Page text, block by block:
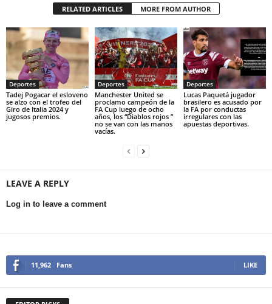
RELATED ARTICLES MORE FROM AUTHOR
Deportes
Tadej Pogacar el esloveno
se alzo con el trofeo del
Giro de Italia 2024 y
jugosos premios.
Deportes
Manchester United se
proclamo campeón de la
FA Cup luego de ocho
años, los “Diablos rojos ”
no se van con las manos
vacías.
Deportes
Lucas Paquetá jugador
brasilero es acusado por
la FA por conductas
irregulares con las
apuestas deportivas.
LEAVE A REPLY
Log in to leave a comment
11,962 Fans LIKE